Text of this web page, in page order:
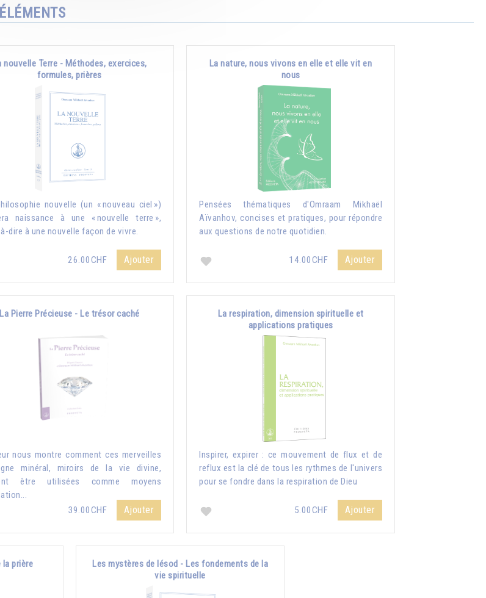
nouvelle Terre - Méthodes, exercices,
formules, prières
nouvelle (un « nouveau ciel »)
naissance à une « nouvelle terre »,
dire à une nouvelle façon de vivre.
26.00CHF Ajouter
La nature, nous vivons en elle et elle vit en
nous
Pensées thématiques d'Omraam Mikhaël
Aïvanhov, concises et pratiques, pour répondre
aux questions de notre quotidien.
14.00CHF Ajouter
La Pierre Précieuse - Le trésor caché
nous montre comment ces merveilles
minéral, miroirs de la vie divine,
être utilisées comme moyens
39.00CHF
Ajouter
La respiration, dimension spirituelle et
applications pratiques
Inspirer, expirer : ce mouvement de flux et de
reflux est la clé de tous les rythmes de l'univers
pour se fondre dans la respiration de Dieu
5.00CHF Ajouter
la prière
Les mystères de Iésod - Les fondements de la
vie spirituelle